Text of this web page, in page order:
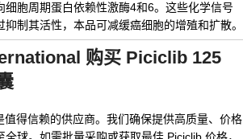
细胞周期蛋白依赖性激酶4和6。这些化学信号
制其活性，本品可减缓癌细胞的增殖和扩散。
购买 Piciclib 125
得信赖的供应商。我们确保提供高质量、价格